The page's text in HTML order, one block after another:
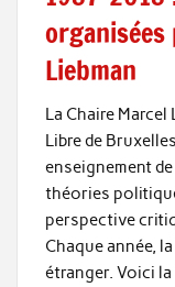
Liebman
La Chaire Marcel
Libre de
enseignement
théories
perspective
Chaque année,
étranger. Voici la